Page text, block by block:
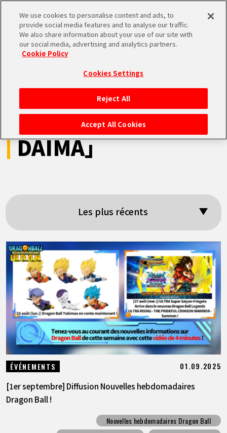
MEN
ACCUEIL
NEWS
ARTICLES
À PROPOS
LANGUAGE
JP
EN FR DE ES
Résultats de la
recherche:
「Dragon Ball
DAIMA」
Les plus récents
ÉVÉNEMENTS 01.09.2025
[1er septembre] Diffusion Nouvelles hebdomadaires
Dragon Ball !
Nouvelles hebdomadaires Dragon Ball
We use cookies to personalise content and ads, to
provide social media features and to analyse our traffic.
We also share information about your use of our site with
our social media, advertising and analytics partners.
Cookie Policy
Cookies Settings
Reject All
Accept All Cookies